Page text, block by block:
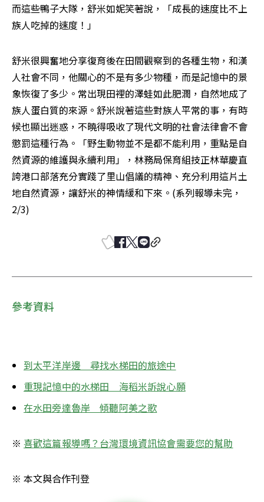
而這些鴨子大隊，舒米如妮笑著說，「成長的速度比不上
族人吃掉的速度！」
舒米很興奮地分享復育後在田間觀察到的各種生物，和漢
人社會不同，他關心的不是有多少物種，而是記憶中的景
象恢復了多少。常出現田裡的澤蛙如此肥潤，自然地成了
族人蛋白質的來源。舒米說著這些對族人平常的事，有時
候也顯出迷惑，不曉得吸收了現代文明的社會法律會不會
懲罰這種行為。「野生動物並不是都不能利用，重點是自
然資源的維護與永續利用」，林務局保育組技正林華慶直
誇港口部落充分實踐了里山倡議的精神、充分利用這片土
地自然資源，讓舒米的神情緩和下來。(系列報導未完，
2/3)
參考資料
到太平洋岸邊　尋找水梯田的旅途中
重現記憶中的水梯田　海稻米訴說心願
在水田旁達魯岸　傾聽阿美之歌
※ 喜歡這篇報導嗎？台灣環境資訊協會需要您的幫助
※ 本文與合作刊登